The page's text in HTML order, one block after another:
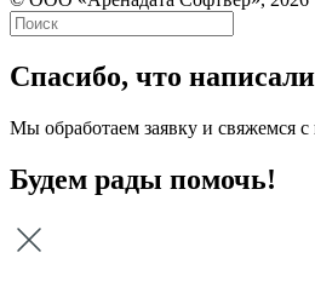
Спасибо, что
Мы обработаем заявку и свяжемся
Будем рады помочь!